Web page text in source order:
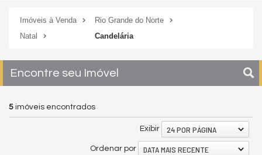
Imóveis à Venda
Rio Grande do Norte
Natal
Candelária
Encontre seu Imóvel
5 imóveis encontrados
Exibir 24 POR PÁGINA
Ordenar por DATA MAIS RECENTE